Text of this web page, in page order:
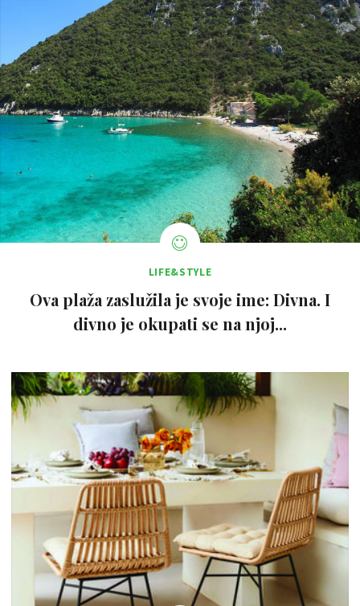
LIFE&STYLE
Ova plaža zaslužila je svoje ime: Divna. I
divno je okupati se na njoj...